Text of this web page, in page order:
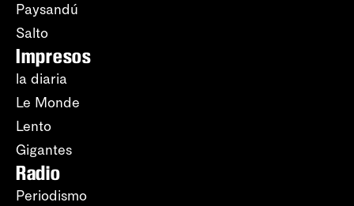
Paysandú
Salto
Impresos
la diaria
Le Monde
Lento
Gigantes
Radio
Periodismo